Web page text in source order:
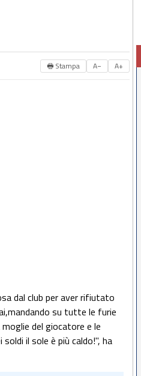
🖶 Stampa A− A+
dal club per aver rifiutato
su tutte le furie
del giocatore e le
il sole è più caldo!", ha